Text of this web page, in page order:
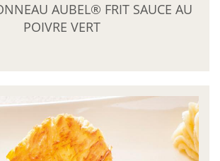
AUBEL® FRIT SAUCE AU
POIVRE VERT